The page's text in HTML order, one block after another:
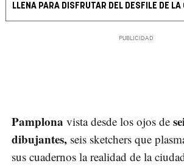
LLENA PARA DISFRUTAR DEL DESFILE DE
Pamplona vista desde los ojos de
dibujantes, seis sketchers que
sus cuadernos la realidad de la